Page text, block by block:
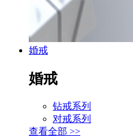
婚戒
婚戒
钻戒系列
对戒系列
查看全部 >>